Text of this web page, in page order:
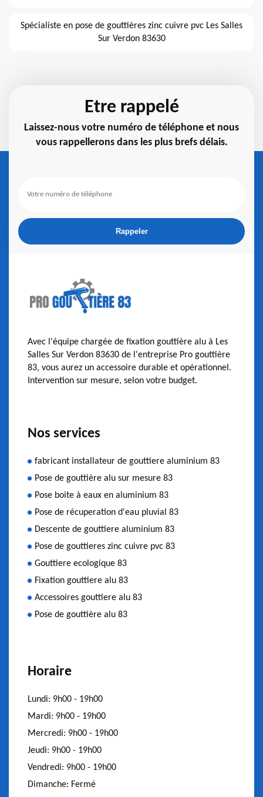
Spécialiste en pose de gouttières zinc cuivre pvc Les Salles
Sur Verdon 83630
Etre rappelé
Laissez-nous votre numéro de téléphone et nous
vous rappellerons dans les plus brefs délais.
Avec l'équipe chargée de fixation gouttière alu à Les
Salles Sur Verdon 83630 de l'entreprise Pro gouttière
83, vous aurez un accessoire durable et opérationnel.
Intervention sur mesure, selon votre budget.
Nos services
fabricant installateur de gouttiere aluminium 83
Pose de gouttière alu sur mesure 83
Pose boite à eaux en aluminium 83
Pose de récuperation d'eau pluvial 83
Descente de gouttiere aluminium 83
Pose de gouttieres zinc cuivre pvc 83
Gouttiere ecologique 83
Fixation gouttiere alu 83
Accessoires gouttiere alu 83
Pose de gouttière alu 83
Horaire
Lundi: 9h00 - 19h00
Mardi: 9h00 - 19h00
Mercredi: 9h00 - 19h00
Jeudi: 9h00 - 19h00
Vendredi: 9h00 - 19h00
Dimanche: Fermé